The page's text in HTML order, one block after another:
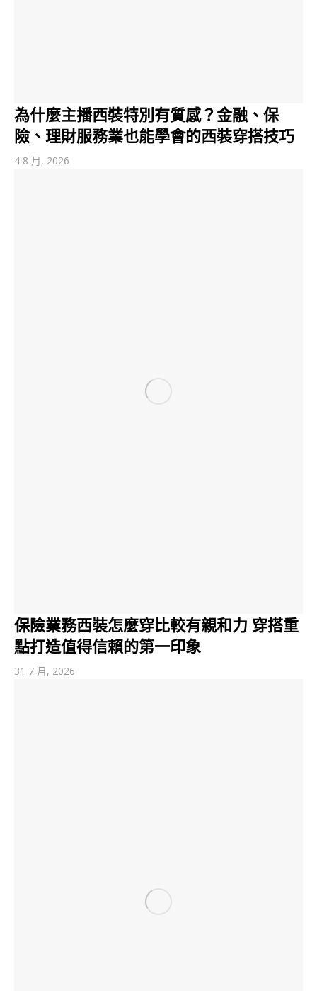
為什麼主播西裝特別有質感？金融、保
險、理財服務業也能學會的西裝穿搭技巧
4 8 月, 2026
保險業務西裝怎麼穿比較有親和力 穿搭重
點打造值得信賴的第一印象
31 7 月, 2026